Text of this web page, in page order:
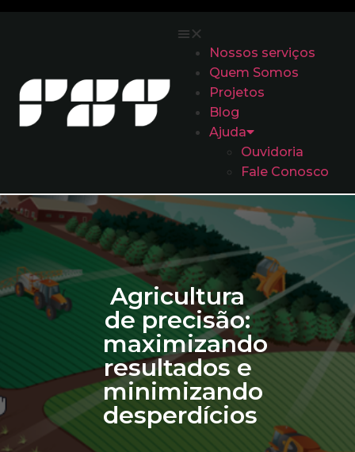
Nossos serviços
Quem Somos
Projetos
Blog
Ajuda
Ouvidoria
Fale Conosco
Agricultura
de precisão:
maximizando
resultados e
minimizando
desperdícios